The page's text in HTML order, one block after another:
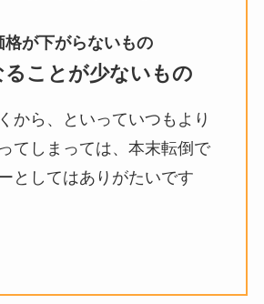
格が下がらないもの
ることが少ないもの
から、といっていつもより
てしまっては、本末転倒で
としてはありがたいです